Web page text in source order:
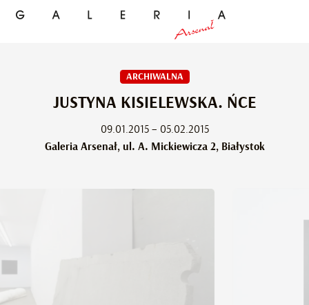
ARCHIWALNA
JUSTYNA KISIELEWSKA. ŃCE
09.01.2015 – 05.02.2015
Galeria Arsenał, ul. A. Mickiewicza 2, Białystok
Arsenał, Białystok, 09.01-05.02.2015 /